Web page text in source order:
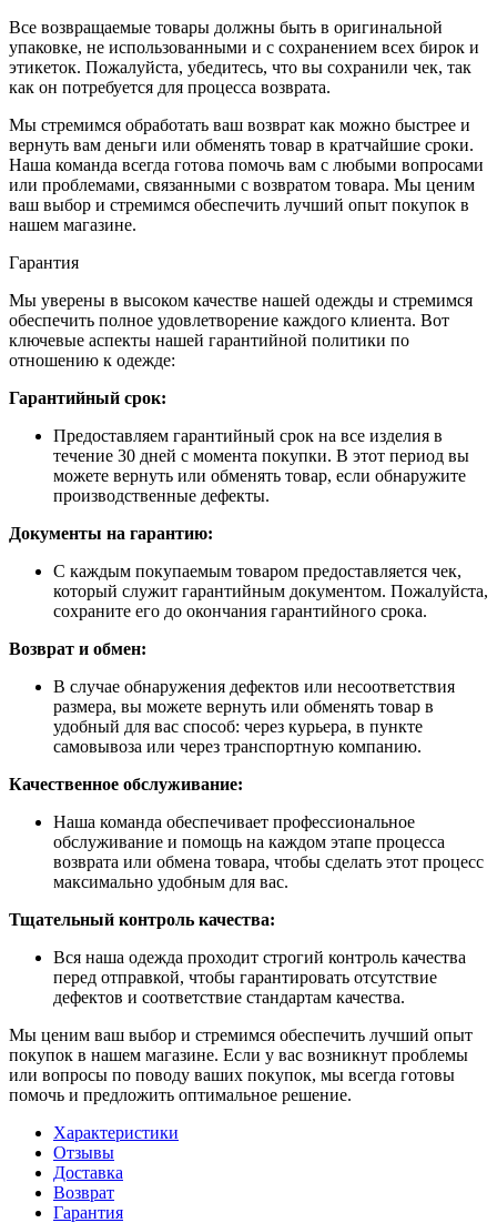
Все возвращаемые товары должны быть в оригинальной
упаковке, не использованными и с сохранением всех бирок и
этикеток. Пожалуйста, убедитесь, что вы сохранили чек, так
как он потребуется для процесса возврата.
Мы стремимся обработать ваш возврат как можно быстрее и
вернуть вам деньги или обменять товар в кратчайшие сроки.
Наша команда всегда готова помочь вам с любыми вопросами
или проблемами, связанными с возвратом товара. Мы ценим
ваш выбор и стремимся обеспечить лучший опыт покупок в
нашем магазине.
Гарантия
Мы уверены в высоком качестве нашей одежды и стремимся
обеспечить полное удовлетворение каждого клиента. Вот
ключевые аспекты нашей гарантийной политики по
отношению к одежде:
Гарантийный срок:
Предоставляем гарантийный срок на все изделия в
течение 30 дней с момента покупки. В этот период вы
можете вернуть или обменять товар, если обнаружите
производственные дефекты.
Документы на гарантию:
С каждым покупаемым товаром предоставляется чек,
который служит гарантийным документом. Пожалуйста,
сохраните его до окончания гарантийного срока.
Возврат и обмен:
В случае обнаружения дефектов или несоответствия
размера, вы можете вернуть или обменять товар в
удобный для вас способ: через курьера, в пункте
самовывоза или через транспортную компанию.
Качественное обслуживание:
Наша команда обеспечивает профессиональное
обслуживание и помощь на каждом этапе процесса
возврата или обмена товара, чтобы сделать этот процесс
максимально удобным для вас.
Тщательный контроль качества:
Вся наша одежда проходит строгий контроль качества
перед отправкой, чтобы гарантировать отсутствие
дефектов и соответствие стандартам качества.
Мы ценим ваш выбор и стремимся обеспечить лучший опыт
покупок в нашем магазине. Если у вас возникнут проблемы
или вопросы по поводу ваших покупок, мы всегда готовы
помочь и предложить оптимальное решение.
Характеристики
Отзывы
Доставка
Возврат
Гарантия